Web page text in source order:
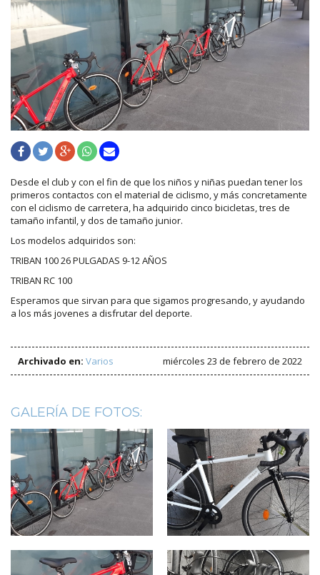
Desde el club y con el fin de que los niños y niñas puedan tener los
primeros contactos con el material de ciclismo, y más concretamente
con el ciclismo de carretera, ha adquirido cinco bicicletas, tres de
tamaño infantil, y dos de tamaño junior.
Los modelos adquiridos son:
TRIBAN 100 26 PULGADAS 9-12 AÑOS
TRIBAN RC 100
Esperamos que sirvan para que sigamos progresando, y ayudando
a los más jovenes a disfrutar del deporte.
Archivado en: Varios miércoles 23 de febrero de 2022
GALERÍA DE FOTOS: